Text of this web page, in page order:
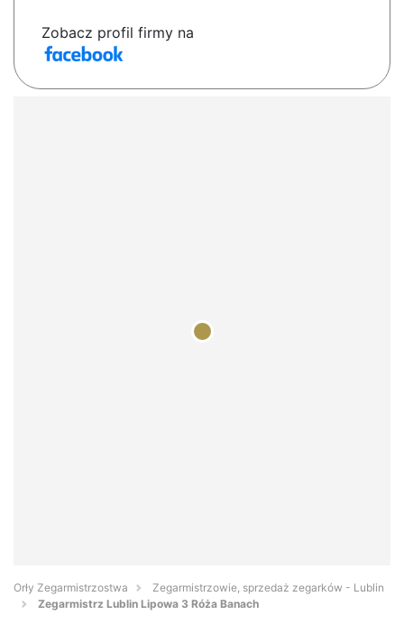
Zobacz profil firmy na
Orły Zegarmistrzostwa
Zegarmistrzowie, sprzedaż zegarków - Lublin
Zegarmistrz Lublin Lipowa 3 Róża Banach